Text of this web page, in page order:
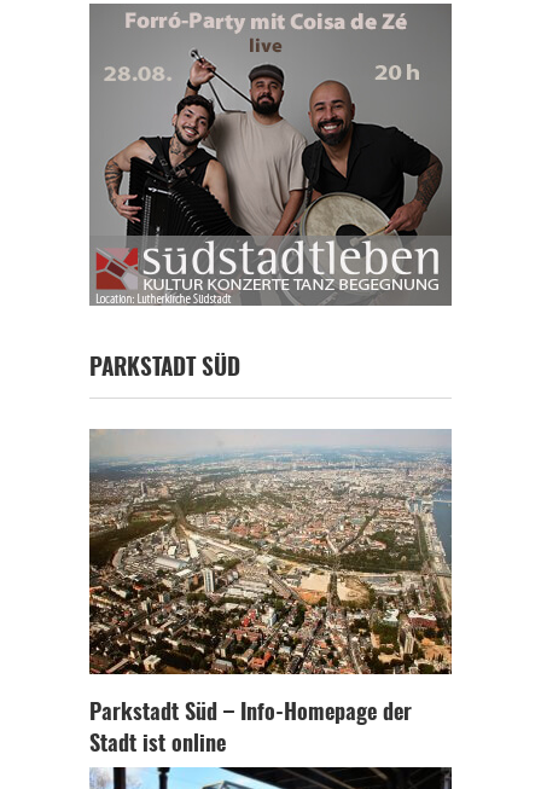
PARKSTADT SÜD
Parkstadt Süd – Info-Homepage der
Stadt ist online